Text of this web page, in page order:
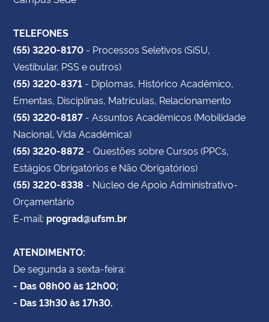
TELEFONES
(55) 3220-8170 - Processos Seletivos (SiSU,
Vestibular, PSS e outros)
(55) 3220-8371 - Diplomas, Histórico Acadêmico,
Ementas, Disciplinas, Matrículas, Relacionamento
(55) 3220-8187 - Assuntos Acadêmicos (Mobilidade
Nacional, Vida Acadêmica)
(55) 3220-8872 - Questões sobre Cursos (PPCs,
Estágios Obrigatórios e Não Obrigatórios)
(55) 3220-8338 - Núcleo de Apoio Administrativo-
Orçamentário
E-mail: prograd@ufsm.br
ATENDIMENTO:
De segunda a sexta-feira:
- Das 08h00 às 12h00;
- Das 13h30 às 17h30.